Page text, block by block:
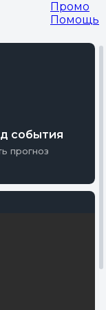
Промо
Помощь
события
прогноз